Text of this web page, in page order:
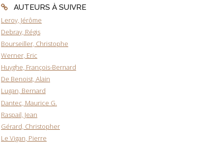
AUTEURS À SUIVRE
Leroy, Jérôme
Debray, Régis
Bourseiller, Christophe
Werner, Eric
Huyghe, François-Bernard
De Benoist, Alain
Lugan, Bernard
Dantec, Maurice G.
Raspail, Jean
Gérard, Christopher
Le Vigan, Pierre